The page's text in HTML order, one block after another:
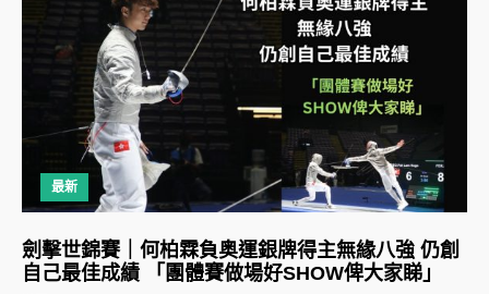
最新
劍擊世錦賽｜何柏霖負奥運銀牌得主無緣八強 仍創
自己最佳成績 「團體賽做場好SHOW俾大家睇」